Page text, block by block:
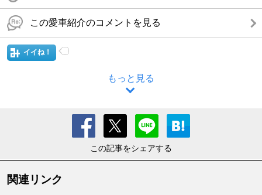
この愛車紹介のコメントを見る
イイね！
もっと見る
この記事をシェアする
関連リンク